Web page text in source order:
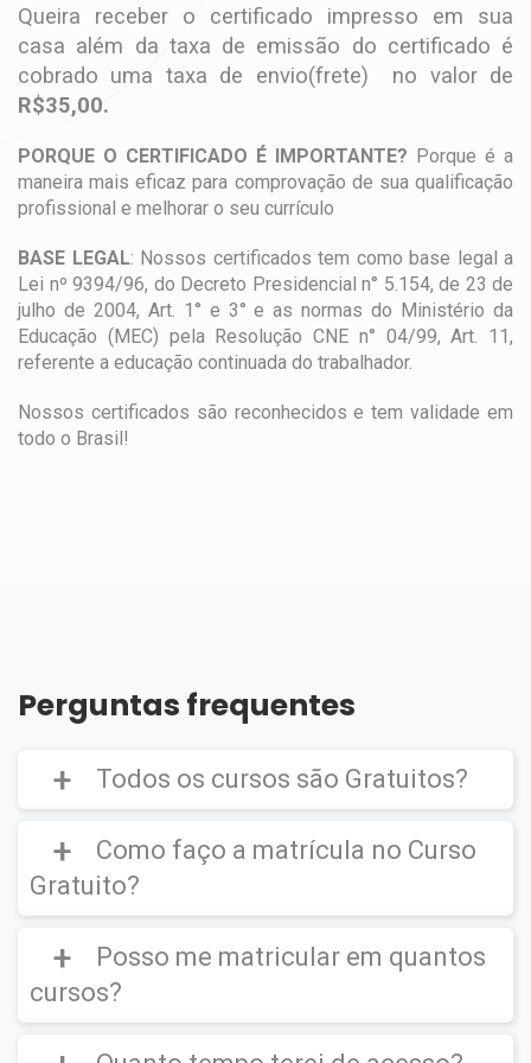
Queira receber o certificado impresso em sua
casa além da taxa de emissão do certificado é
cobrado uma taxa de envio(frete) no valor de
R$35,00.
PORQUE O CERTIFICADO É IMPORTANTE? Porque é a
maneira mais eficaz para comprovação de sua qualificação
profissional e melhorar o seu currículo
BASE LEGAL: Nossos certificados tem como base legal a
Lei nº 9394/96, do Decreto Presidencial n° 5.154, de 23 de
julho de 2004, Art. 1° e 3° e as normas do Ministério da
Educação (MEC) pela Resolução CNE n° 04/99, Art. 11,
referente a educação continuada do trabalhador.
Nossos certificados são reconhecidos e tem validade em
todo o Brasil!
Perguntas frequentes
Todos os cursos são Gratuitos?
Curso Gratuito,porém caso deseje emitir o
Certificado Digital é cobrado uma taxa de
Como faço a matrícula no Curso
Gratuito?
CLIQUE AQUI para ver um vídeo de como
efetuar a matrícula em um
Posso me matricular em quantos
cursos?